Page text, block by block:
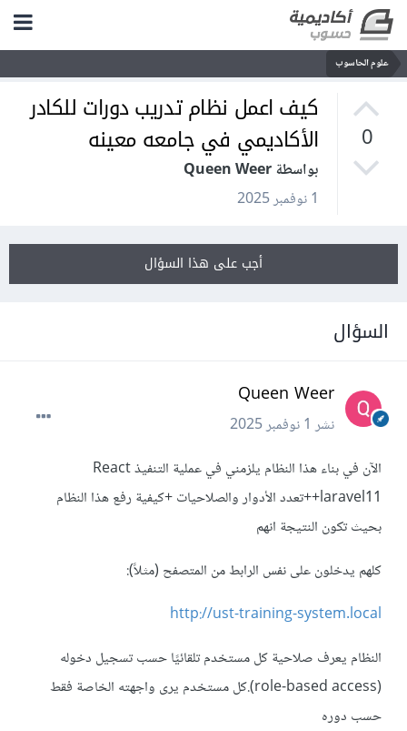
علوم الحاسوب
0
كيف اعمل نظام تدريب دورات للكادر
الأكاديمي في جامعه معينه
بواسطة Queen Weer
1 نوفمبر 2025
أجب على هذا السؤال
السؤال
Queen Weer
نشر1 نوفمبر 2025
الآن في بناء هذا النظام يلزمني في عملية التنفيذ React
+laravel11+تعدد الأدوار والصلاحيات +كيفية رفع هذا النظام
بحيث تكون النتيجة انهم
كلهم يدخلون على نفس الرابط من المتصفح (مثلاً):
http://ust-training-system.local
النظام يعرف صلاحية كل مستخدم تلقائيًا حسب تسجيل دخوله
(role-based access).كل مستخدم يرى واجهته الخاصة فقط
حسب دوره